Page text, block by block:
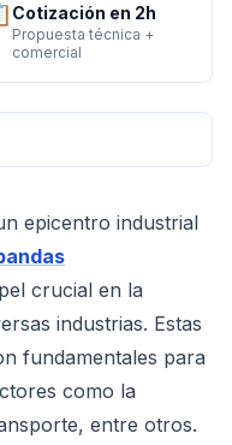
Cotización en 2h
Propuesta técnica +
comercial
epicentro industrial
crucial en la
industrias. Estas
fundamentales para
como la
entre otros.